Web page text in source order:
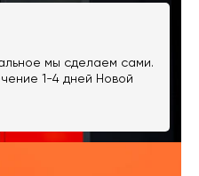
мы сделаем сами.
1-4 дней Новой